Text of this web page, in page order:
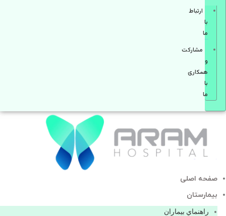
ارتباط
با
ما
مشاركت
و
همكاری
با
ما
صفحه اصلی
بيمارستان
راهنماي بیماران